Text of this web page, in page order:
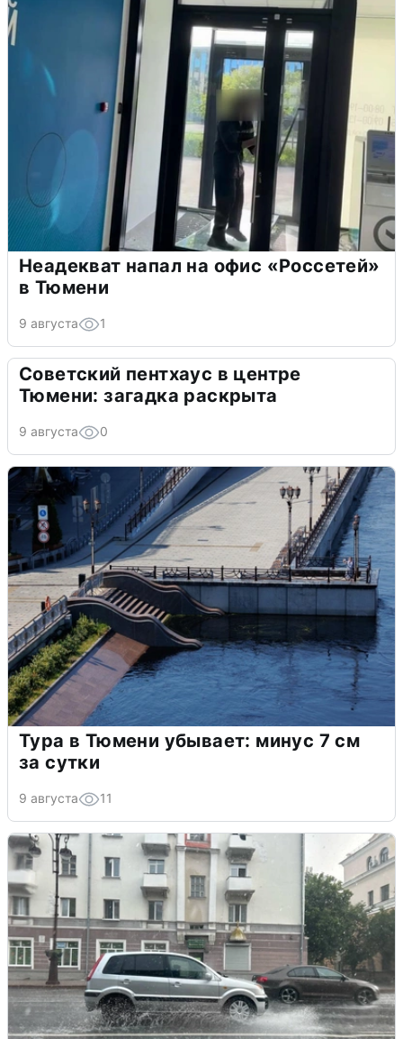
Неадекват напал на офис «Россетей»
в Тюмени
9 августа 1
Советский пентхаус в центре
Тюмени: загадка раскрыта
9 августа 0
Тура в Тюмени убывает: минус 7 см
за сутки
9 августа 11